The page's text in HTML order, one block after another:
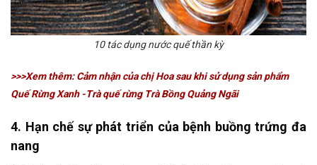
10 tác dụng nước quế thần kỳ
>>>Xem thêm: Cảm nhận của chị Hoa sau khi sử dụng sản phẩm
Quế Rừng Xanh -Trà quế rừng Trà Bồng Quảng Ngãi
4. Hạn chế sự phát triển của bệnh buồng trứng đa
nang